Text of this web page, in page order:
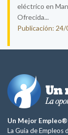
eléctrico en
Ofrecida...
Publicación:
Un Mejor Empleo®
La Guía de Empleos